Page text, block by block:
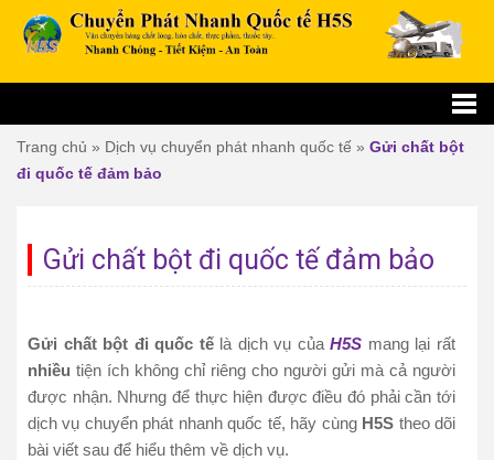
Trang chủ » Dịch vụ chuyển phát nhanh quốc tế » Gửi chất bột
đi quốc tế đảm bảo
Gửi chất bột đi quốc tế đảm bảo
Gửi chất bột đi quốc tếlà dịch vụ củaH5S mang lại rất
nhiều tiện ích không chỉ riêng cho người gửi mà cả người
được nhận. Nhưng để thực hiện được điều đó phải cần tới
dịch vụ chuyển phát nhanh quốc tế, hãy cùngH5S theo dõi
bài viết sau để hiểu thêm về dịch vụ.